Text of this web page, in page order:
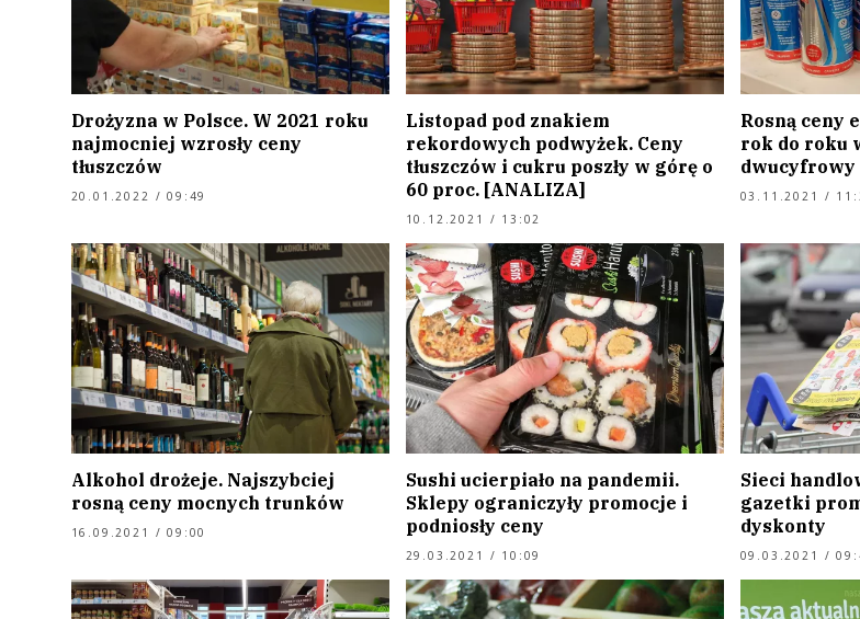
Drożyzna w Polsce. W 2021 roku
najmocniej wzrosły ceny
tłuszczów
20.01.2022 / 09:49
Listopad pod znakiem
rekordowych podwyżek. Ceny
tłuszczów i cukru poszły w górę o
60 proc. [ANALIZA]
10.12.2021 / 13:02
Rosną ceny
rok do roku
dwucyfrowy
03.11.2021 /
Alkohol drożeje. Najszybciej
rosną ceny mocnych trunków
16.09.2021 / 09:00
Sushi ucierpiało na pandemii.
Sklepy ograniczyły promocje i
podniosły ceny
29.03.2021 / 10:09
Sieci
gazetki
dyskonty
09.03.2021 /